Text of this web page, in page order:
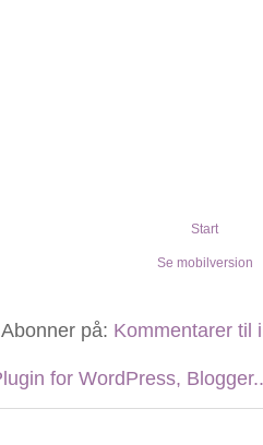
Start
Se mobilversion
Abonner på: Kommentarer til